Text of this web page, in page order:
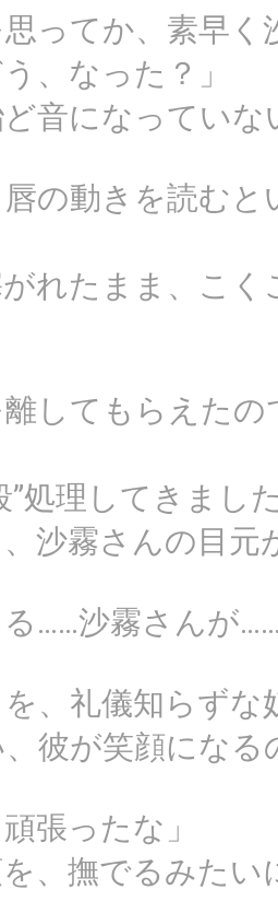
ってか、素早く
、なった？」
音になっていな
の動きを読むと
れたまま、こく
してもらえたの
”処理してきまし
沙霧さんの目元
……沙霧さんが
、礼儀知らずな
彼が笑顔になる
張ったな」
、撫でるみたい